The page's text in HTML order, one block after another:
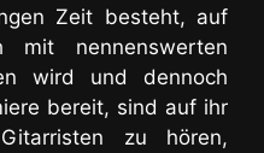
Zeit besteht, auf
nennenswerten
wird und dennoch
bereit, sind auf ihr
zu hören,